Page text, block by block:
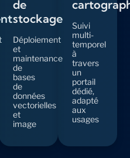
de
stockage
Déploiement
et
maintenance
de
bases
de
données
vectorielles
et
image
Suivi
multi-
temporel
à
travers
un
portail
dédié,
adapté
aux
usages